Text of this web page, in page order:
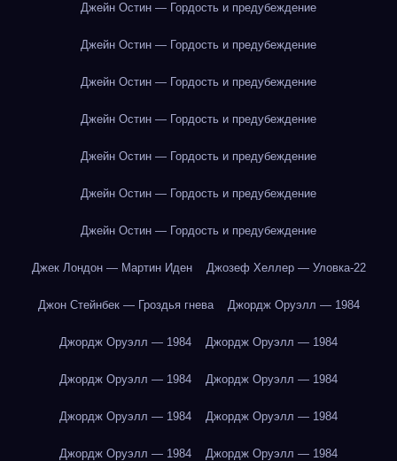
Джейн Остин — Гордость и предубеждение
Джейн Остин — Гордость и предубеждение
Джейн Остин — Гордость и предубеждение
Джейн Остин — Гордость и предубеждение
Джейн Остин — Гордость и предубеждение
Джейн Остин — Гордость и предубеждение
Джейн Остин — Гордость и предубеждение
Джек Лондон — Мартин Иден Джозеф Хеллер — Уловка-22
Джон Стейнбек — Гроздья гнева Джордж Оруэлл — 1984
Джордж Оруэлл — 1984 Джордж Оруэлл — 1984
Джордж Оруэлл — 1984 Джордж Оруэлл — 1984
Джордж Оруэлл — 1984 Джордж Оруэлл — 1984
Джордж Оруэлл — 1984 Джордж Оруэлл — 1984